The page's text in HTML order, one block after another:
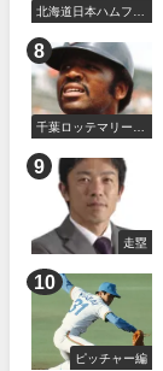
北海道日本ハムファ
千葉ロッテマリーン
走塁
ピッチャー編